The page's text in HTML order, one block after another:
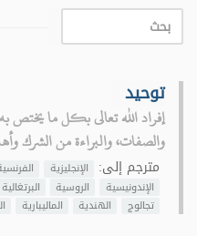
توحيد
إفراد الله تعالى بكل ما يختص
والصفات، والبراءة من الشرك
مترجم إلى: الإنجليزية
الإندونيسية
الروسية البرتغالية
تجالوج
الهندية الماليبارية